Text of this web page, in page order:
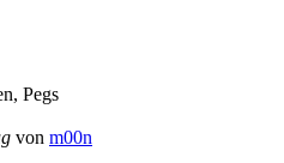
Pegs
von m00n